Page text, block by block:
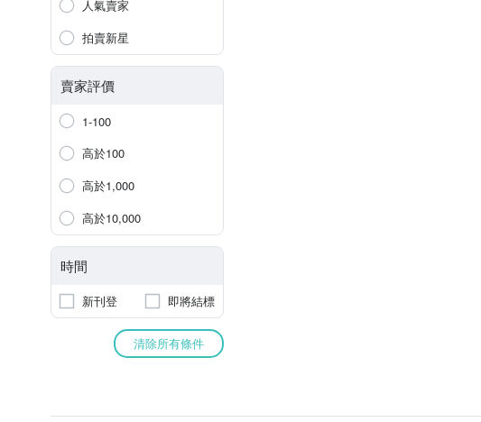
人氣賣家
拍賣新星
賣家評價
1-100
高於100
高於1,000
高於10,000
時間
新刊登 即將結標
清除所有條件